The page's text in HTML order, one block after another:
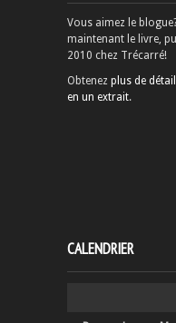
Vous aimez le
maintenant le livre,
2010 chez Trécarré!
Obtenez plus de
en un extrait.
CALENDRIER